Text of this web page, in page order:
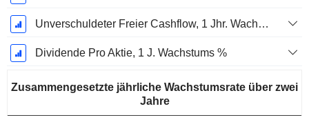
Unverschuldeter Freier Cashflow, 1 Jhr. Wachstum %
Dividende Pro Aktie, 1 J. Wachstums %
Zusammengesetzte jährliche Wachstumsrate über zwei
Jahre